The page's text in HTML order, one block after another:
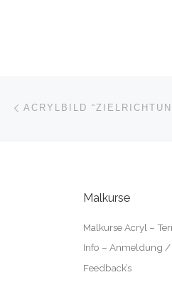
ACRYLBILD
Malkurse
Malkurse Acryl –
Info – Anmeldung /
Feedback’s